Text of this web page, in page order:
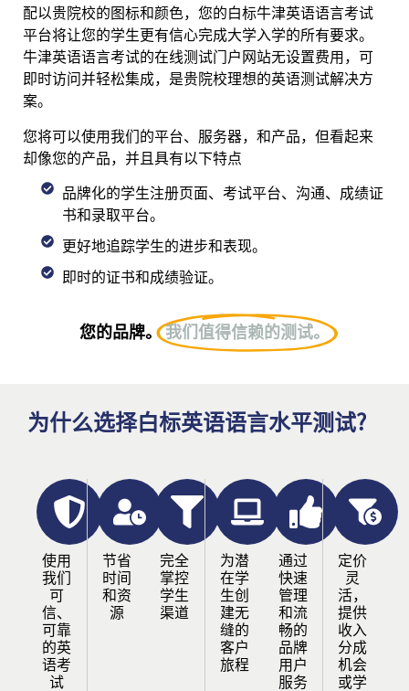
配以贵院校的图标和颜色，您的白标牛津英语语言考试
平台将让您的学生更有信心完成大学入学的所有要求。
牛津英语语言考试的在线测试门户网站无设置费用，可
即时访问并轻松集成，是贵院校理想的英语测试解决方
案。
您将可以使用我们的平台、服务器，和产品，但看起来
却像您的产品，并且具有以下特点
品牌化的学生注册页面、考试平台、沟通、成绩证
书和录取平台。
更好地追踪学生的进步和表现。
即时的证书和成绩验证。
您的品牌。 我们值得信赖的测试。
为什么选择白标英语语言水平测试?
使用
我们
可
信、
可靠
的英
语考
试
节省
时间
和资
源
完全
掌控
学生
渠道
为潜
在学
生创
建无
缝的
客户
旅程
通过
快速
管理
和流
畅的
品牌
用户
服务
定价
灵
活，
提供
收入
分成
机会
或学